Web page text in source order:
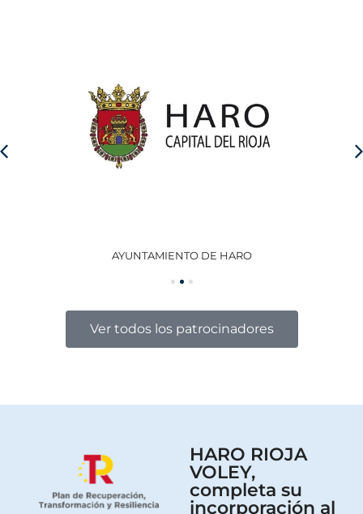
AYUNTAMIENTO DE HARO
Ver todos los patrocinadores
HARO RIOJA
VOLEY,
completa su
incorporación al